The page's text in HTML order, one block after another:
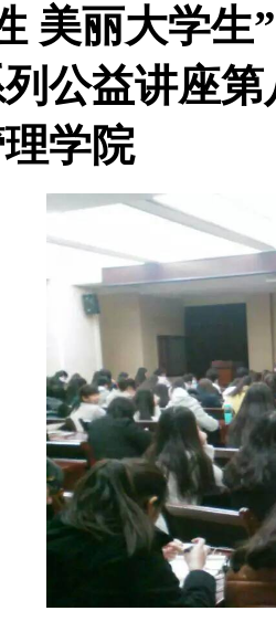
美丽大学生
公益讲座
学院